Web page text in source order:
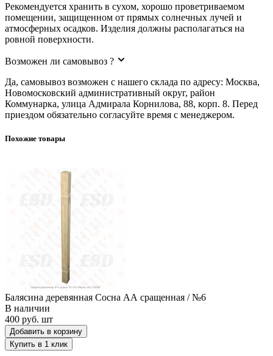
Рекомендуется хранить в сухом, хорошо проветриваемом
помещении, защищенном от прямых солнечных лучей и
атмосферных осадков. Изделия должны располагаться на
ровной поверхности.
Возможен ли самовывоз ?
Да, самовывоз возможен с нашего склада по адресу: Москва,
Новомосковский административный округ, район
Коммунарка, улица Адмирала Корнилова, 88, корп. 8. Перед
приездом обязательно согласуйте время с менеджером.
Похожие товары
Балясина деревянная Сосна АА сращенная / №6
В наличии
400 руб. шт
Добавить в корзину
Купить в 1 клик